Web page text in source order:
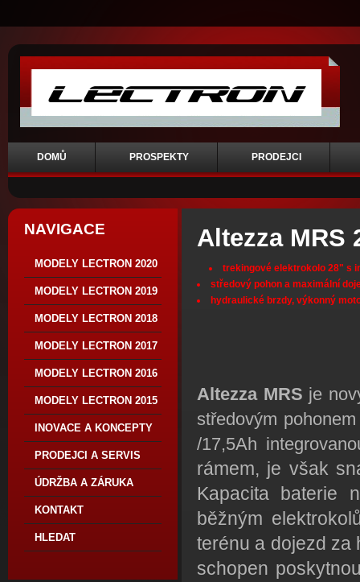
DOMŮ PROSPEKTY PRODEJCI
NAVIGACE
MODELY LECTRON 2020
MODELY LECTRON 2019
MODELY LECTRON 2018
MODELY LECTRON 2017
MODELY LECTRON 2016
MODELY LECTRON 2015
INOVACE A KONCEPTY
PRODEJCI A SERVIS
ÚDRŽBA A ZÁRUKA
KONTAKT
HLEDAT
Altezza MRS
trekingové elektrokolo 28" s
středový pohon a maximální
hydraulické brzdy, výkonný
Altezza MRS je
středovým
/17,5Ah
rámem, je však
Kapacita baterie
běžným
terénu a dojezd za
schopen